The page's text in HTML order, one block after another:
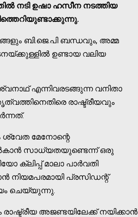
നടി ഉഷാ ഹസീന നടത്തിയ
ബി.ജെ.പി ബന്ധവും, അമ്മ
ഉണ്ടായ വലിയ
എന്നിവരടങ്ങുന്ന വനിതാ
രാഷ്ട്രീയവും
ശ്വേത മേനോന്റെ
സാധ്യതയുണ്ടെന്ന് ഒരു
ക്ലിപ്പ് മാലാ പാര്‍വതി
നിയമപരമായി പ്രസിഡന്റ്
ചെയ്യുന്നു.
അജണ്ടയിലേക്ക് നയിക്കാന്‍